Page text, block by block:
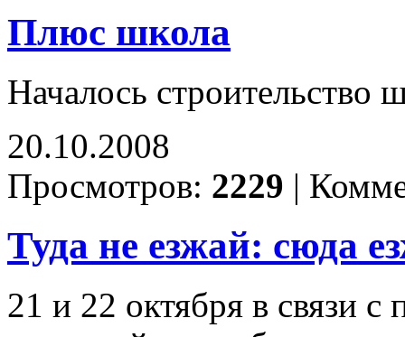
Плюс школа
Началось
20.10.2008
Просмотров: 2229 |
Туда не езжай: сюда
21 и 22 октября в связи